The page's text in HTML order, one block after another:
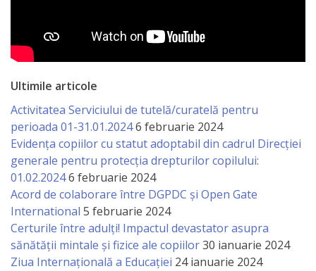
Ultimile articole
Activitatea Serviciului de tutelă/curatelă pentru
perioada 01-31.01.20246 februarie 2024
Evidența copiilor cu statut adoptabil din cadrul Direcției
generale pentru protecția drepturilor copilului:
01.02.20246 februarie 2024
Acord de colaborare între DGPDC și Open Gate
International 5 februarie 2024
Certurile între adulți! Impactul devastator asupra
sănătății mintale și fizice ale copiilor30 ianuarie 2024
Ziua Internațională a Educației 24 ianuarie 2024